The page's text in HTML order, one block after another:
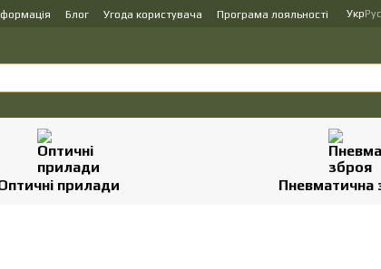
Блог Угода користувача Програма лояльності УкрРус
прилади Пневматична